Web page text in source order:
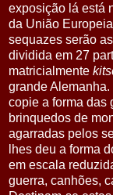
exposição lá está
da União
sequazes serão
dividida em 27
matricialmente
grande
copie a forma das
brinquedos de
agarradas pelos
lhes deu a forma
em escala
guerra, canhões,